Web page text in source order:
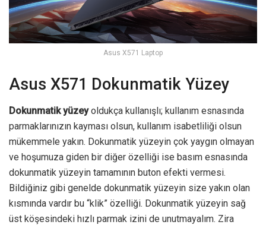
Asus X571 Laptop
Asus X571 Dokunmatik Yüzey
Dokunmatik yüzeyoldukça kullanışlı; kullanım esnasında
parmaklarınızın kayması olsun, kullanım isabetliliği olsun
mükemmele yakın. Dokunmatik yüzeyin çok yaygın olmayan
ve hoşumuza giden bir diğer özelliği ise basım esnasında
dokunmatik yüzeyin tamamının buton efekti vermesi.
Bildiğiniz gibi genelde dokunmatik yüzeyin size yakın olan
kısmında vardır bu “klik” özelliği. Dokunmatik yüzeyin sağ
üst köşesindeki hızlı parmak izini de unutmayalım. Zira